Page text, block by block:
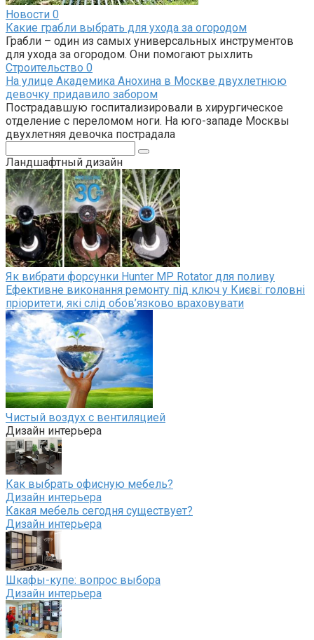
Новости 0
Какие грабли выбрать для ухода за огородом
Грабли – один из самых универсальных инструментов
для ухода за огородом. Они помогают рыхлить
Строительство 0
На улице Академика Анохина в Москве двухлетнюю
девочку придавило забором
Пострадавшую госпитализировали в хирургическое
отделение с переломом ноги. На юго-западе Москвы
двухлетняя девочка пострадала
Ландшафтный дизайн
Як вибрати форсунки Hunter MP Rotator для поливу
Ефективне виконання ремонту під ключ у Києві: головні
пріоритети, які слід обов’язково враховувати
Чистый воздух с вентиляцией
Дизайн интерьера
Как выбрать офисную мебель?
Дизайн интерьера
Какая мебель сегодня существует?
Дизайн интерьера
Шкафы-купе: вопрос выбора
Дизайн интерьера